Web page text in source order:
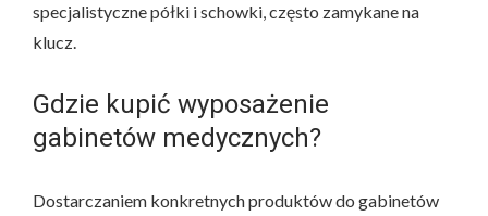
specjalistyczne półki i schowki, często zamykane na
klucz.
Gdzie kupić wyposażenie
gabinetów medycznych?
Dostarczaniem konkretnych produktów do gabinetów